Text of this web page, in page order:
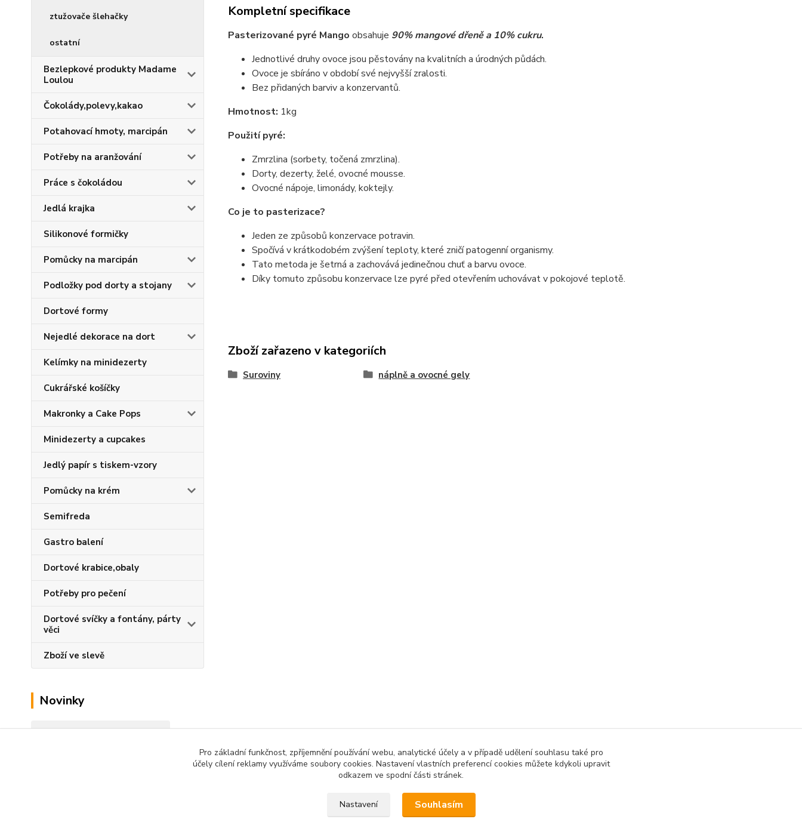
ztužovače šlehačky
ostatní
Bezlepkové produkty Madame
Loulou
Čokolády,polevy,kakao
Potahovací hmoty, marcipán
Potřeby na aranžování
Práce s čokoládou
Jedlá krajka
Silikonové formičky
Pomůcky na marcipán
Podložky pod dorty a stojany
Dortové formy
Nejedlé dekorace na dort
Kelímky na minidezerty
Cukrářské košíčky
Makronky a Cake Pops
Minidezerty a cupcakes
Jedlý papír s tiskem-vzory
Pomůcky na krém
Semifreda
Gastro balení
Dortové krabice,obaly
Potřeby pro pečení
Dortové svíčky a fontány, párty
věci
Zboží ve slevě
Novinky
Zobrazit všechny novinky
Kompletní specifikace
Pasterizované pyré Mango obsahuje 90% mangové dřeně a 10% cukru.
Jednotlivé druhy ovoce jsou pěstovány na kvalitních a úrodných půdách.
Ovoce je sbíráno v období své nejvyšší zralosti.
Bez přidaných barviv a konzervantů.
Hmotnost: 1kg
Použití pyré:
Zmrzlina (sorbety, točená zmrzlina).
Dorty, dezerty, želé, ovocné mousse.
Ovocné nápoje, limonády, koktejly.
Co je to pasterizace?
Jeden ze způsobů konzervace potravin.
Spočívá v krátkodobém zvýšení teploty, které zničí patogenní organismy.
Tato metoda je šetrná a zachovává jedinečnou chuť a barvu ovoce.
Díky tomuto způsobu konzervace lze pyré před otevřením uchovávat v pokojové teplotě.
Zboží zařazeno v kategoriích
Suroviny náplně a ovocné gely
Podle zákona o evidenci tržeb je prodávající od 1.3.2017 povinen vystavit kupujícímu účtenku. Zároveň je povinen zaevidovat přijatou tržbu u správce daně online; v případě
Pro základní funkčnost, zpříjemnění používání webu, analytické účely a v případě udělení souhlasu také pro
účely cílení reklamy využíváme soubory cookies. Nastavení vlastních preferencí cookies můžete kdykoli upravit
odkazem ve spodní části stránek.
Nastavení Souhlasím